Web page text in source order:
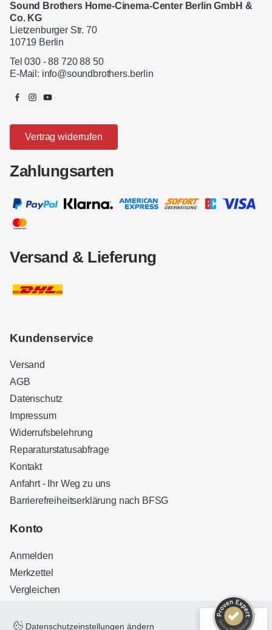
Sound Brothers Home-Cinema-Center Berlin GmbH &
Co. KG
Lietzenburger Str. 70
10719 Berlin
Tel 030 - 88 720 88 50
E-Mail: info@soundbrothers.berlin
Vertrag widerrufen
Zahlungsarten
Versand & Lieferung
Kundenservice
Versand
AGB
Datenschutz
Impressum
Widerrufsbelehrung
Reparaturstatusabfrage
Kontakt
Anfahrt - Ihr Weg zu uns
Barrierefreiheitserklärung nach BFSG
Konto
Anmelden
Merkzettel
Vergleichen
Datenschutzeinstellungen ändern
Kundenbewertungen und Erfahrungen zu
32
Bewertungen auf
ProvenExpert.com